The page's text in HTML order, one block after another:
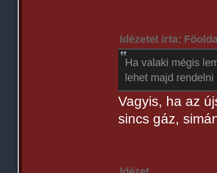
Idézetet írta:
Ha valaki mégis
lehet majd
Vagyis, ha az
sincs gáz,